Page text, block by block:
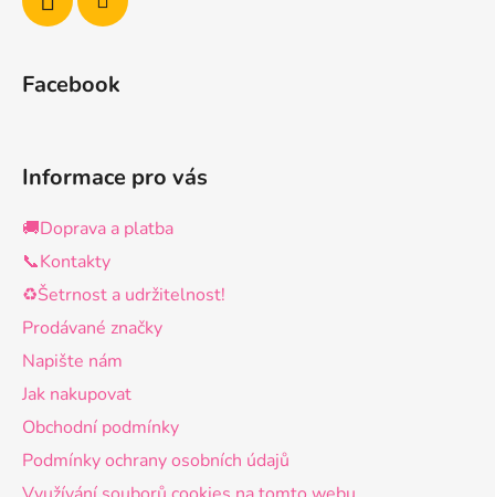
Facebook
Informace pro vás
🚚Doprava a platba
📞Kontakty
♻️Šetrnost a udržitelnost!
Prodávané značky
Napište nám
Jak nakupovat
Obchodní podmínky
Podmínky ochrany osobních údajů